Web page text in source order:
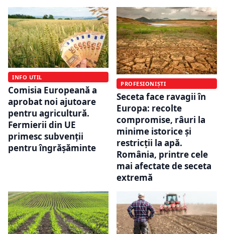
INFO UTIL
Comisia Europeană a
aprobat noi ajutoare
pentru agricultură.
Fermierii din UE
primesc subvenții
pentru îngrășăminte
PROFESIONIȘTI
Seceta face ravagii în
Europa: recolte
compromise, râuri la
minime istorice și
restricții la apă.
România, printre cele
mai afectate de seceta
extremă